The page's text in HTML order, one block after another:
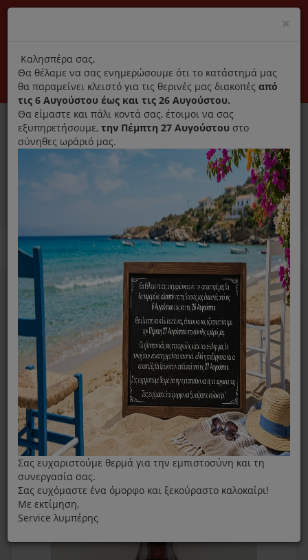
Αποκλειστικά γνήσια ανταλλακτικά
Σύνδεση Εγγραφή Εταιρεία Επικοινωνία
0
Ανταλλακτικά ηλεκτρικών συσκευών MENU
Home
Προσωπική Φροντίδα
Κεφαλή Σώματος IZZY PG150
×
title
Καλησπέρα σας,
Θα θέλαμε να σας ενημερώσουμε ότι το κατάστημά μας
θα παραμείνει κλειστό για τις θερινές μας διακοπές από
τις 6 Αυγούστου έως και τις 26 Αυγούστου.
Θα είμαστε και πάλι κοντά σας, έτοιμοι να σας
εξυπηρετήσουμε, την Πέμπτη 27 Αυγούστου στο
σύνηθες ωράριό μας.
Σας ευχαριστούμε θερμά για την εμπιστοσύνη και τη
συνεργασία σας.
Σας ευχόμαστε ένα όμορφο και ξεκούραστο καλοκαίρι!
Με εκτίμηση,
Service λυμπέρης